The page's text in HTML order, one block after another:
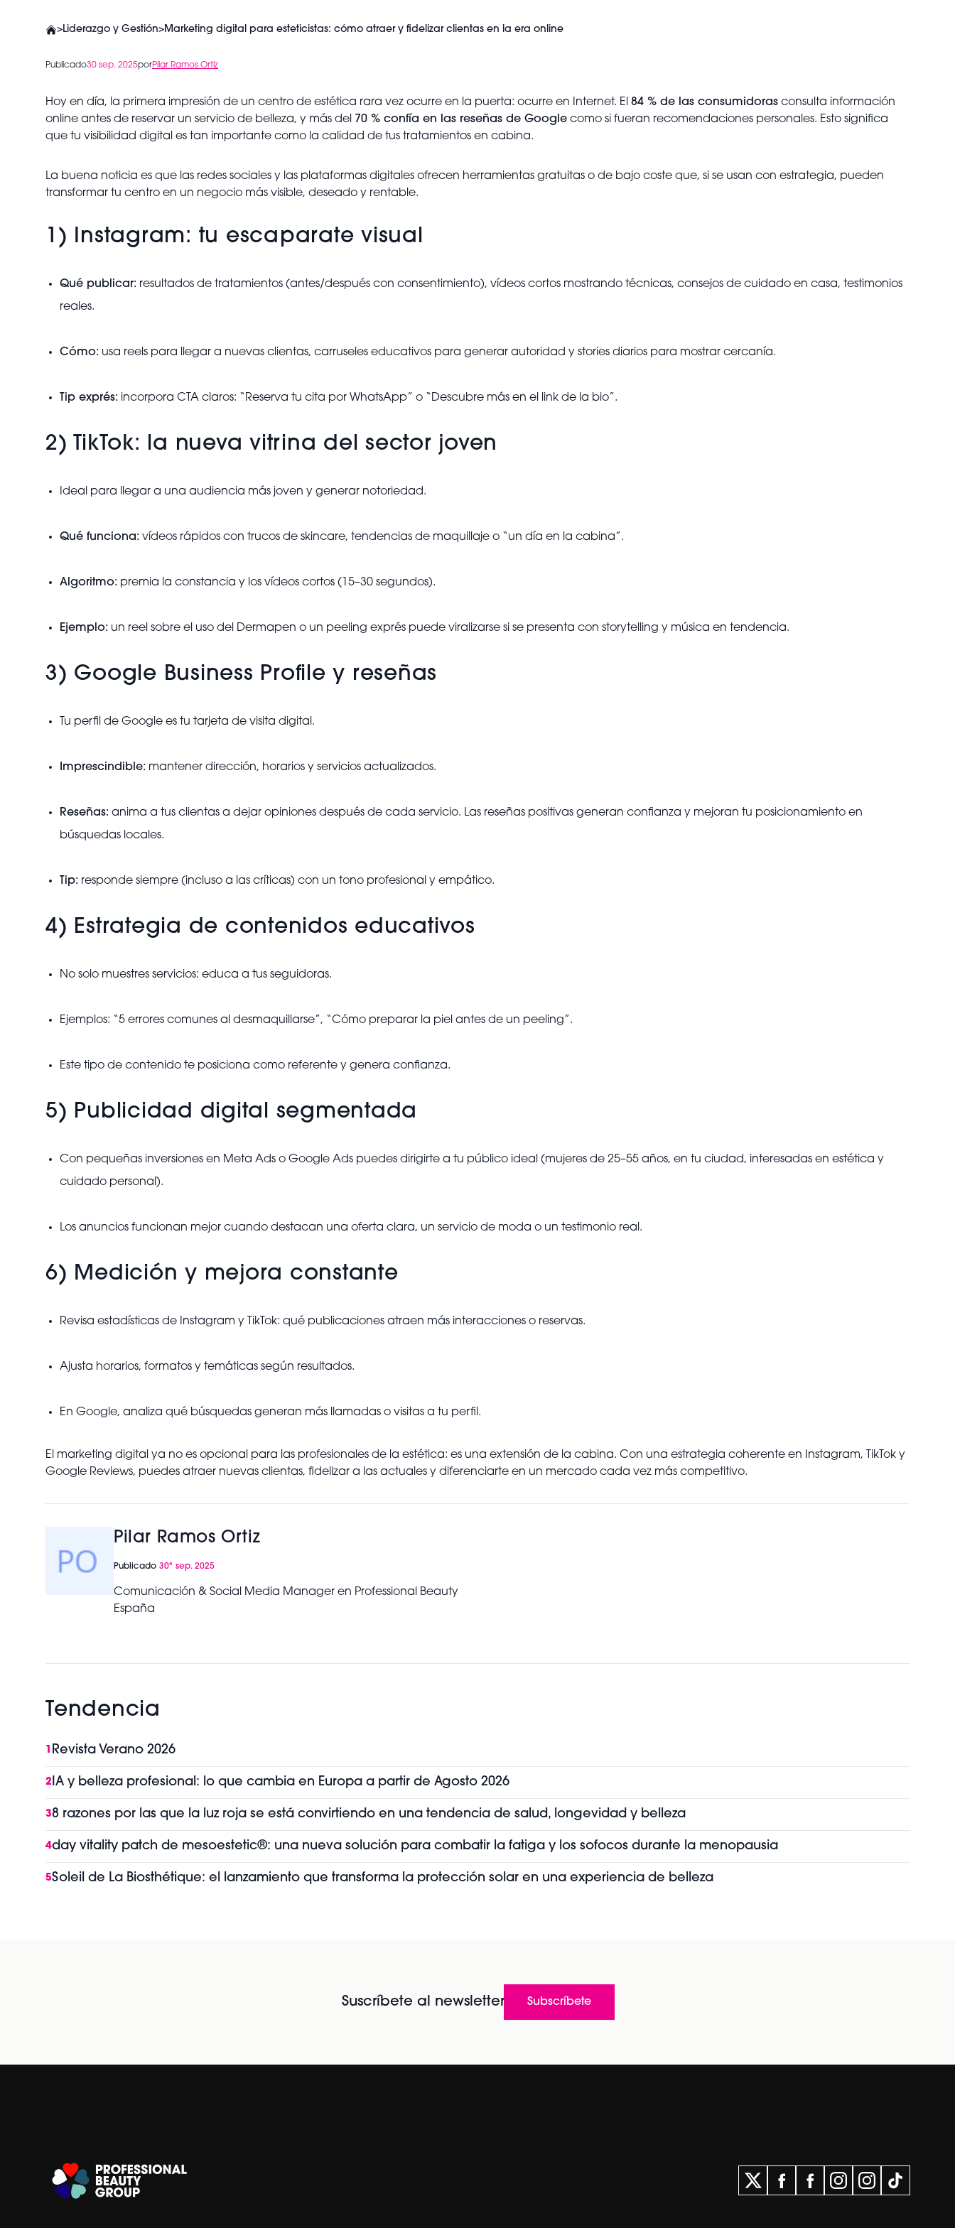
>Liderazgo y Gestión>Marketing digital para esteticistas: cómo atraer y fidelizar clientas en la era online
Publicado30 sep. 2025porPilar Ramos Ortiz
Hoy en día, la primera impresión de un centro de estética rara vez ocurre en la puerta: ocurre en Internet. El 84 % de las consumidoras consulta información
online antes de reservar un servicio de belleza, y más del 70 % confía en las reseñas de Google como si fueran recomendaciones personales. Esto significa
que tu visibilidad digital es tan importante como la calidad de tus tratamientos en cabina.
La buena noticia es que las redes sociales y las plataformas digitales ofrecen herramientas gratuitas o de bajo coste que, si se usan con estrategia, pueden
transformar tu centro en un negocio más visible, deseado y rentable.
1) Instagram: tu escaparate visual
Qué publicar: resultados de tratamientos (antes/después con consentimiento), vídeos cortos mostrando técnicas, consejos de cuidado en casa, testimonios
reales.
Cómo: usa reels para llegar a nuevas clientas, carruseles educativos para generar autoridad y stories diarios para mostrar cercanía.
Tip exprés: incorpora CTA claros: “Reserva tu cita por WhatsApp” o “Descubre más en el link de la bio”.
2) TikTok: la nueva vitrina del sector joven
Ideal para llegar a una audiencia más joven y generar notoriedad.
Qué funciona: vídeos rápidos con trucos de skincare, tendencias de maquillaje o “un día en la cabina”.
Algoritmo: premia la constancia y los vídeos cortos (15–30 segundos).
Ejemplo: un reel sobre el uso del Dermapen o un peeling exprés puede viralizarse si se presenta con storytelling y música en tendencia.
3) Google Business Profile y reseñas
Tu perfil de Google es tu tarjeta de visita digital.
Imprescindible: mantener dirección, horarios y servicios actualizados.
Reseñas: anima a tus clientas a dejar opiniones después de cada servicio. Las reseñas positivas generan confianza y mejoran tu posicionamiento en
búsquedas locales.
Tip: responde siempre (incluso a las críticas) con un tono profesional y empático.
4) Estrategia de contenidos educativos
No solo muestres servicios: educa a tus seguidoras.
Ejemplos: “5 errores comunes al desmaquillarse”, “Cómo preparar la piel antes de un peeling”.
Este tipo de contenido te posiciona como referente y genera confianza.
5) Publicidad digital segmentada
Con pequeñas inversiones en Meta Ads o Google Ads puedes dirigirte a tu público ideal (mujeres de 25–55 años, en tu ciudad, interesadas en estética y
cuidado personal).
Los anuncios funcionan mejor cuando destacan una oferta clara, un servicio de moda o un testimonio real.
6) Medición y mejora constante
Revisa estadísticas de Instagram y TikTok: qué publicaciones atraen más interacciones o reservas.
Ajusta horarios, formatos y temáticas según resultados.
En Google, analiza qué búsquedas generan más llamadas o visitas a tu perfil.
El marketing digital ya no es opcional para las profesionales de la estética: es una extensión de la cabina. Con una estrategia coherente en Instagram, TikTok y
Google Reviews, puedes atraer nuevas clientas, fidelizar a las actuales y diferenciarte en un mercado cada vez más competitivo.
Pilar Ramos Ortiz
Publicado 30º sep. 2025
Comunicación & Social Media Manager en Professional Beauty
España
Tendencia
1 Revista Verano 2026
2IA y belleza profesional: lo que cambia en Europa a partir de Agosto 2026
38 razones por las que la luz roja se está convirtiendo en una tendencia de salud, longevidad y belleza
4day vitality patch de mesoestetic®: una nueva solución para combatir la fatiga y los sofocos durante la menopausia
5Soleil de La Biosthétique: el lanzamiento que transforma la protección solar en una experiencia de belleza
Suscríbete al newsletter Subscríbete